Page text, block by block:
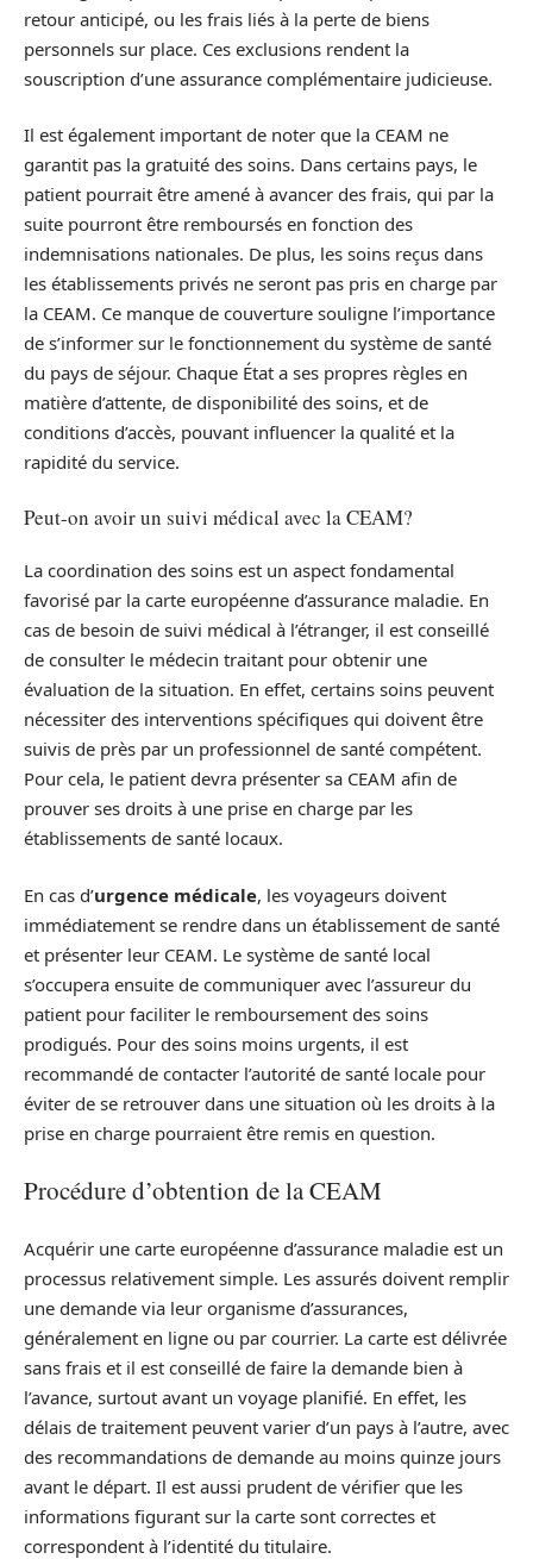
retour anticipé, ou les frais liés à la perte de biens
personnels sur place. Ces exclusions rendent la
souscription d’une assurance complémentaire judicieuse.
Il est également important de noter que la CEAM ne
garantit pas la gratuité des soins. Dans certains pays, le
patient pourrait être amené à avancer des frais, qui par la
suite pourront être remboursés en fonction des
indemnisations nationales. De plus, les soins reçus dans
les établissements privés ne seront pas pris en charge par
la CEAM. Ce manque de couverture souligne l’importance
de s’informer sur le fonctionnement du système de santé
du pays de séjour. Chaque État a ses propres règles en
matière d’attente, de disponibilité des soins, et de
conditions d’accès, pouvant influencer la qualité et la
rapidité du service.
Peut-on avoir un suivi médical avec la CEAM?
La coordination des soins est un aspect fondamental
favorisé par la carte européenne d’assurance maladie. En
cas de besoin de suivi médical à l’étranger, il est conseillé
de consulter le médecin traitant pour obtenir une
évaluation de la situation. En effet, certains soins peuvent
nécessiter des interventions spécifiques qui doivent être
suivis de près par un professionnel de santé compétent.
Pour cela, le patient devra présenter sa CEAM afin de
prouver ses droits à une prise en charge par les
établissements de santé locaux.
En cas d’urgence médicale, les voyageurs doivent
immédiatement se rendre dans un établissement de santé
et présenter leur CEAM. Le système de santé local
s’occupera ensuite de communiquer avec l’assureur du
patient pour faciliter le remboursement des soins
prodigués. Pour des soins moins urgents, il est
recommandé de contacter l’autorité de santé locale pour
éviter de se retrouver dans une situation où les droits à la
prise en charge pourraient être remis en question.
Procédure d’obtention de la CEAM
Acquérir une carte européenne d’assurance maladie est un
processus relativement simple. Les assurés doivent remplir
une demande via leur organisme d’assurances,
généralement en ligne ou par courrier. La carte est délivrée
sans frais et il est conseillé de faire la demande bien à
l’avance, surtout avant un voyage planifié. En effet, les
délais de traitement peuvent varier d’un pays à l’autre, avec
des recommandations de demande au moins quinze jours
avant le départ. Il est aussi prudent de vérifier que les
informations figurant sur la carte sont correctes et
correspondent à l’identité du titulaire.